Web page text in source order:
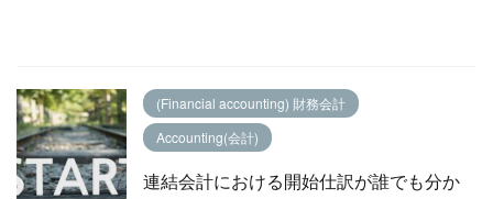
(Financial accounting) 財務会計
Accounting(会計)
連結会計における開始仕訳が誰でも分か